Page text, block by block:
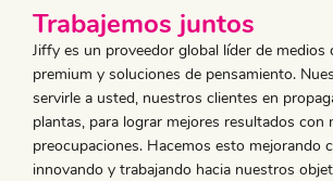
Trabajemos juntos
Jiffy es un proveedor global líder de medios
premium y soluciones de pensamiento.
servirle a usted, nuestros clientes en
plantas, para lograr mejores resultados con
preocupaciones. Hacemos esto mejorando
innovando y trabajando hacia nuestros